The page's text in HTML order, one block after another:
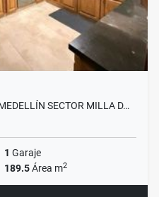
SECTOR MILLA D…
1 Garaje
189.5Área m2